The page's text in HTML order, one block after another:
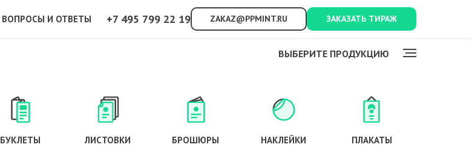
ВОПРОСЫ И ОТВЕТЫ +7 495 799 22 19 ZAKAZ@PPMINT.RU ЗАКАЗАТЬ ТИРАЖ
ВЫБЕРИТЕ ПРОДУКЦИЮ
ПЛАКАТЫ
НАКЛЕЙКИ
БРОШЮРЫ
ЛИСТОВКИ
БУКЛЕТЫ